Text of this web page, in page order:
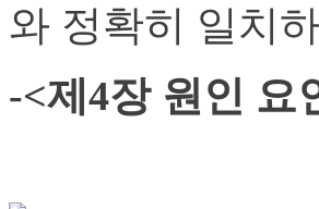
와 정확히 일치
-<제4장 원인 요